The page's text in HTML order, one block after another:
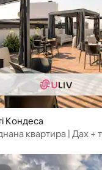
Кондеса
квартира | Дах +